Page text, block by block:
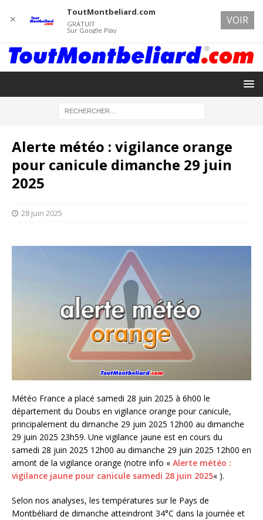
Alerte météo : vigilance orange
pour canicule dimanche 29 juin
2025
28 juin 2025
Météo France a placé samedi 28 juin 2025 à 6h00 le
département du Doubs en vigilance orange pour canicule,
principalement du dimanche 29 juin 2025 12h00 au dimanche
29 juin 2025 23h59. Une vigilance jaune est en cours du
samedi 28 juin 2025 12h00 au dimanche 29 juin 2025 12h00 en
amont de la vigilance orange (notre info « Alerte météo :
vigilance jaune pour canicule samedi 28 juin 2025« ).
Selon nos analyses, les températures sur le Pays de
Montbéliard de dimanche atteindront 34°C dans la journée et
✕
ToutMontbeliard.com
GRATUIT
Sur Google Play
VOIR